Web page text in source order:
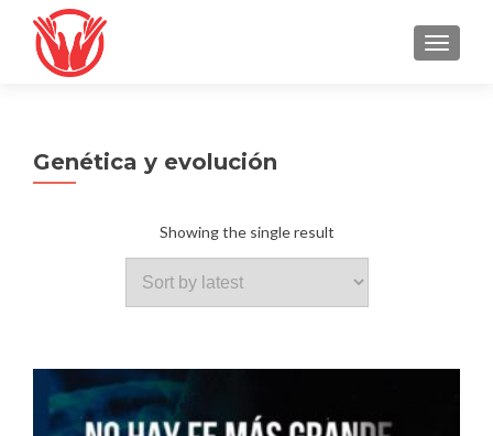
Genética y evolución
Showing the single result